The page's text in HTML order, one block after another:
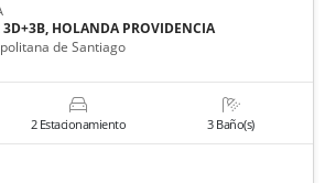
HOLANDA PROVIDENCIA
de Santiago
2 Estacionamiento 3 Baño(s)